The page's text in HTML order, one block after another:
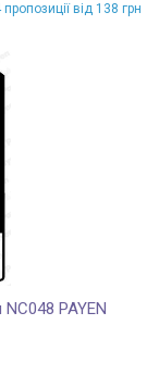
від 138 грн
PAYEN